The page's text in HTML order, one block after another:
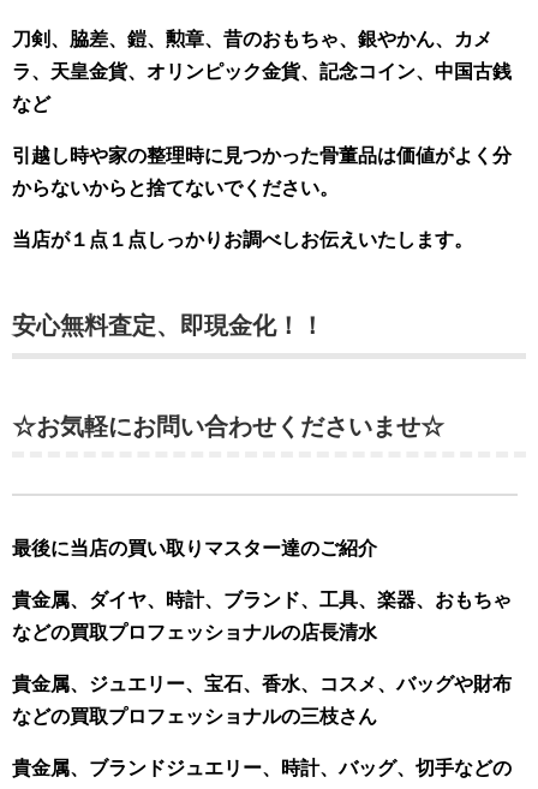
刀剣、脇差、鎧、勲章、昔のおもちゃ、銀やかん、カメ
ラ、天皇金貨、オリンピック金貨、記念コイン、中国古銭
など
引越し時や家の整理時に見つかった骨董品は価値がよく分
からないからと捨てないでください。
当店が１点１点しっかりお調べしお伝えいたします。
安心無料査定、即現金化！！
☆お気軽にお問い合わせくださいませ☆
最後に当店の買い取りマスター達のご紹介
貴金属、ダイヤ、時計、ブランド、工具、楽器、おもちゃ
などの買取プロフェッショナルの店長清水
貴金属、ジュエリー、宝石、香水、コスメ、バッグや財布
などの買取プロフェッショナルの三枝さん
貴金属、ブランドジュエリー、時計、バッグ、切手などの